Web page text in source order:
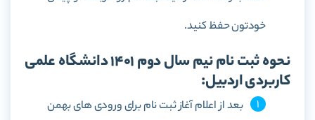
خودتون حفظ کنید.
نحوه ثبت نام نیم سال دوم 1401 دانشگاه علمی
کاربردی اردبیل:
بعد از اعلام آغاز ثبت نام برای ورودی های بهمن